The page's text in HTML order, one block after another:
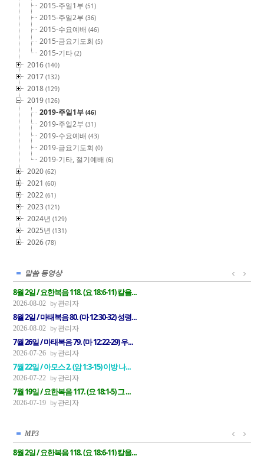
2015-주일1부(51)
2015-주일2부(36)
2015-수요예배(46)
2015-금요기도회(5)
2015-기타(2)
2016(140)
2017(132)
2018(129)
2019(126)
2019-주일1부(46)
2019-주일2부(31)
2019-수요예배(43)
2019-금요기도회(0)
2019-기타, 절기예배(6)
2020(62)
2021(60)
2022(61)
2023(121)
2024년(129)
2025년(131)
2026(78)
말씀 동영상
8월 2일 / 요한복음 118. (요 18:6-11) 칼을...
2026-08-02 관리자
8월 2일 / 마태복음 80. (마 12:30-32) 성령...
2026-08-02 관리자
7월 26일 / 마태복음 79. (마 12:22-29) 우...
2026-07-26 관리자
7월 22일 / 아모스 2. (암 1:3-15) 이방 나...
2026-07-22 관리자
7월 19일 / 요한복음 117. (요 18:1-5) 그 ...
2026-07-19 관리자
MP3
8월 2일 / 요한복음 118. (요 18:6-11) 칼을...